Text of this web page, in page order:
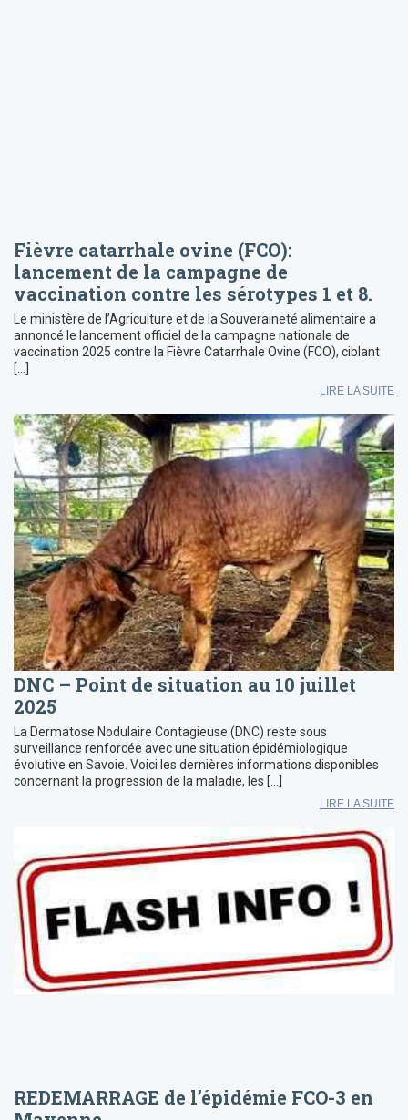
Fièvre catarrhale ovine (FCO):
lancement de la campagne de
vaccination contre les sérotypes 1 et 8.
Le ministère de l’Agriculture et de la Souveraineté alimentaire a
annoncé le lancement officiel de la campagne nationale de
vaccination 2025 contre la Fièvre Catarrhale Ovine (FCO), ciblant
[…]
LIRE LA SUITE
DNC – Point de situation au 10 juillet
2025
La Dermatose Nodulaire Contagieuse (DNC) reste sous
surveillance renforcée avec une situation épidémiologique
évolutive en Savoie. Voici les dernières informations disponibles
concernant la progression de la maladie, les […]
LIRE LA SUITE
REDEMARRAGE de l’épidémie FCO-3 en